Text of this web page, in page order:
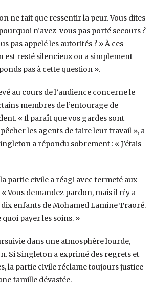
ne fait que ressentir la peur. Vous dites
n’avez-vous pas porté secours ?
pas appelé les autorités ? » À ces
est resté silencieux ou a simplement
pas à cette question ».
au cours de l’audience concerne le
membres de l’entourage de
« Il paraît que vos gardes sont
les agents de faire leur travail », a
a répondu sobrement : « J’étais
la partie civile a réagi avec fermeté aux
« Vous demandez pardon, mais il n’y a
dix enfants de Mohamed Lamine Traoré.
quoi payer les soins. »
dans une atmosphère lourde,
Si Singleton a exprimé des regrets et
la partie civile réclame toujours justice
famille dévastée.